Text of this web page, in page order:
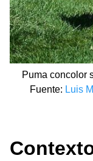
Puma concolor
Fuente: Luis